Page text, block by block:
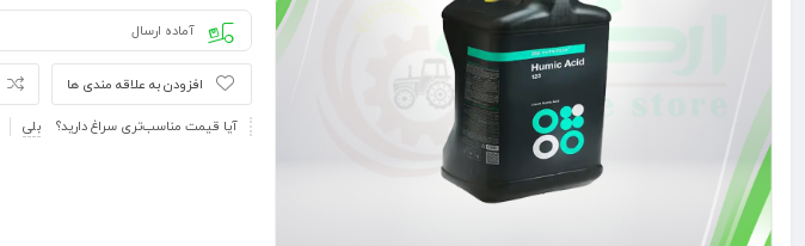
آماده ارسال
افزودن به علاقه مندی ها
آیا قیمت مناسب‌تری سراغ دارید؟ بلی